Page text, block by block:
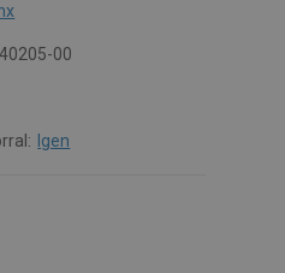
00
Igen